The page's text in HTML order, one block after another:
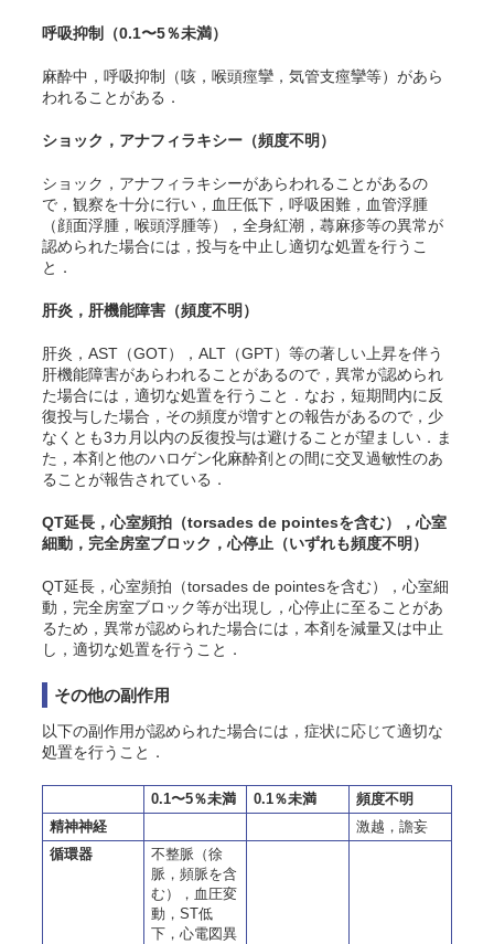
呼吸抑制 （0.1〜5％未満）
麻酔中，呼吸抑制（咳，喉頭痙攣，気管支痙攣等）があら
われることがある．
ショック，アナフィラキシー （頻度不明）
ショック，アナフィラキシーがあらわれることがあるの
で，観察を十分に行い，血圧低下，呼吸困難，血管浮腫
（顔面浮腫，喉頭浮腫等），全身紅潮，蕁麻疹等の異常が
認められた場合には，投与を中止し適切な処置を行うこ
と．
肝炎，肝機能障害 （頻度不明）
肝炎，AST（GOT），ALT（GPT）等の著しい上昇を伴う
肝機能障害があらわれることがあるので，異常が認められ
た場合には，適切な処置を行うこと．なお，短期間内に反
復投与した場合，その頻度が増すとの報告があるので，少
なくとも3カ月以内の反復投与は避けることが望ましい．ま
た，本剤と他のハロゲン化麻酔剤との間に交叉過敏性のあ
ることが報告されている．
QT延長，心室頻拍（torsades de pointesを含む），心室
細動，完全房室ブロック，心停止 （いずれも頻度不明）
QT延長，心室頻拍（torsades de pointesを含む），心室細
動，完全房室ブロック等が出現し，心停止に至ることがあ
るため，異常が認められた場合には，本剤を減量又は中止
し，適切な処置を行うこと．
その他の副作用
以下の副作用が認められた場合には，症状に応じて適切な
処置を行うこと．
0.1〜5％未満 0.1％未満
頻度不明
精神神経
激越，譫妄
循環器
不整脈（徐
脈，頻脈を含
む），血圧変
動，ST低
下，心電図異